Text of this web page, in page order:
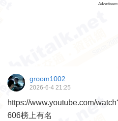
groom1002
2026-6-4 21:25
https://www.youtube.com/
606榜上有名